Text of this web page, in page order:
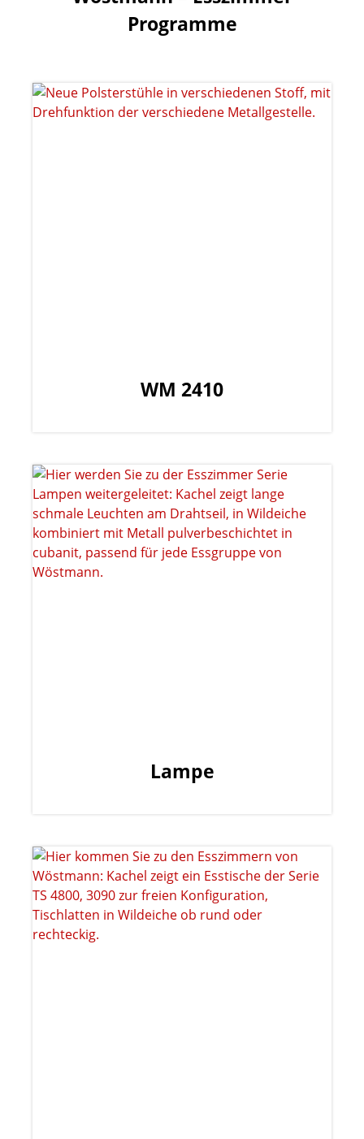
Programme
WM 2410
Lampe